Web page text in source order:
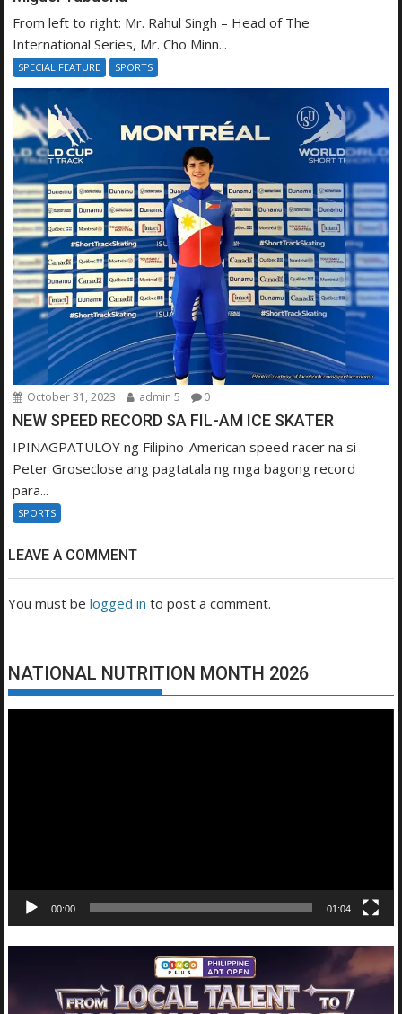
From left to right: Mr. Rahul Singh – Head of The
International Series, Mr. Cho Minn...
SPECIAL FEATURE SPORTS
October 31, 2023 admin 5 0
NEW SPEED RECORD SA FIL-AM ICE SKATER
IPINAGPATULOY ng Filipino-American speed racer na si
Peter Groseclose ang pagtatala ng mga bagong record
para...
SPORTS
LEAVE A COMMENT
You must belogged in to post a comment.
NATIONAL NUTRITION MONTH 2026
00:00 01:04